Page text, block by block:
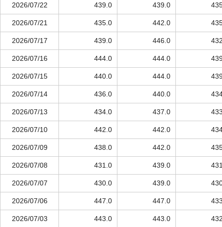
2026/07/22 439.0 439.0
2026/07/21 435.0 442.0
2026/07/17 439.0 446.0
2026/07/16 444.0 444.0
2026/07/15 440.0 444.0
2026/07/14 436.0 440.0
2026/07/13 434.0 437.0
2026/07/10 442.0 442.0
2026/07/09 438.0 442.0
2026/07/08 431.0 439.0
2026/07/07 430.0 439.0
2026/07/06 447.0 447.0
2026/07/03 443.0 443.0